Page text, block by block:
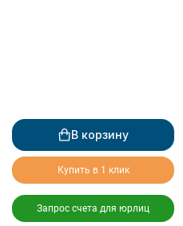
В корзину
Купить в 1 клик
Запрос счета для юрлиц